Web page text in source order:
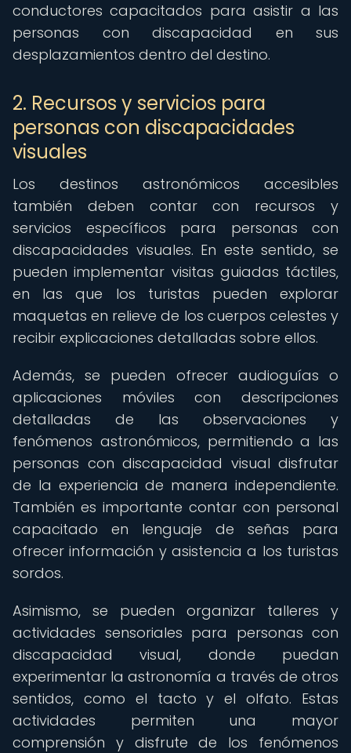
conductores capacitados para asistir a las
personas con discapacidad en sus
desplazamientos dentro del destino.
2. Recursos y servicios para
personas con discapacidades
visuales
Los destinos astronómicos accesibles
también deben contar con recursos y
servicios específicos para personas con
discapacidades visuales. En este sentido, se
pueden implementar visitas guiadas táctiles,
en las que los turistas pueden explorar
maquetas en relieve de los cuerpos celestes y
recibir explicaciones detalladas sobre ellos.
Además, se pueden ofrecer audioguías o
aplicaciones móviles con descripciones
detalladas de las observaciones y
fenómenos astronómicos, permitiendo a las
personas con discapacidad visual disfrutar
de la experiencia de manera independiente.
También es importante contar con personal
capacitado en lenguaje de señas para
ofrecer información y asistencia a los turistas
sordos.
Asimismo, se pueden organizar talleres y
actividades sensoriales para personas con
discapacidad visual, donde puedan
experimentar la astronomía a través de otros
sentidos, como el tacto y el olfato. Estas
actividades permiten una mayor
comprensión y disfrute de los fenómenos